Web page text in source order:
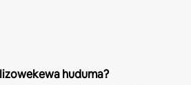
huduma?